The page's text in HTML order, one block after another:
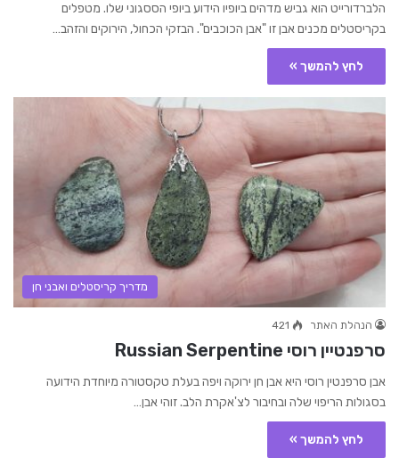
הלברדורייט הוא גביש מדהים ביופיו הידוע ביופי הססגוני שלו. מטפלים
בקריסטלים מכנים אבן זו "אבן הכוכבים". הבזקי הכחול, הירוקים והזהב…
לחץ להמשך »
מדריך קריסטלים ואבני חן
הנהלת האתר 421
סרפנטיין רוסי Russian Serpentine
אבן סרפנטין רוסי היא אבן חן ירוקה ויפה בעלת טקסטורה מיוחדת הידועה
בסגולות הריפוי שלה ובחיבור לצ'אקרת הלב. זוהי אבן…
לחץ להמשך »